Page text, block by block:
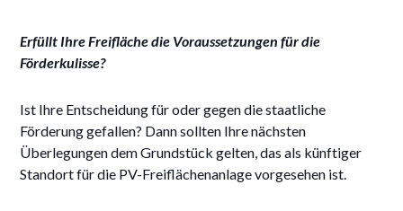
Erfüllt Ihre Freifläche die Voraussetzungen für die
Förderkulisse?
Ist Ihre Entscheidung für oder gegen die staatliche
Förderung gefallen? Dann sollten Ihre nächsten
Überlegungen dem Grundstück gelten, das als künftiger
Standort für die PV-Freiflächenanlage vorgesehen ist.